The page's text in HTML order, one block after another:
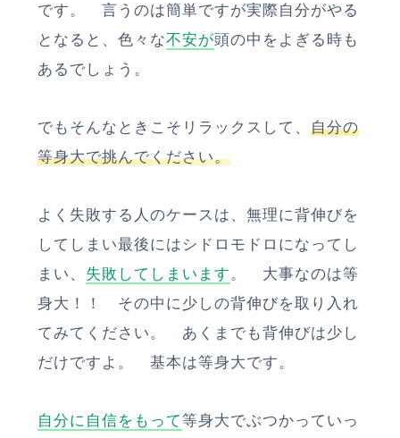
です。 言うのは簡単ですが実際自分がやる
となると、色々な不安が頭の中をよぎる時も
あるでしょう。
でもそんなときこそリラックスして、 自分の
等身大で挑んでください。
よく失敗する人のケースは、無理に背伸びを
してしまい最後にはシドロモドロになってし
まい、 失敗してしまいます。 大事なのは等
身大！！ その中に少しの背伸びを取り入れ
てみてください。 あくまでも背伸びは少し
だけですよ。 基本は等身大です。
自分に自信をもって等身大でぶつかっていっ